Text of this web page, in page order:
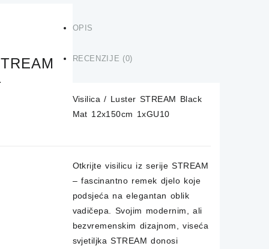
OPIS
RECENZIJE (0)
Visilica / Luster STREAM Black
Mat 12x150cm 1xGU10
Otkrijte visilicu iz serije STREAM
– fascinantno remek djelo koje
podsjeća na elegantan oblik
vadičepa.
Svojim modernim, ali
bezvremenskim dizajnom, viseća
svjetiljka STREAM donosi